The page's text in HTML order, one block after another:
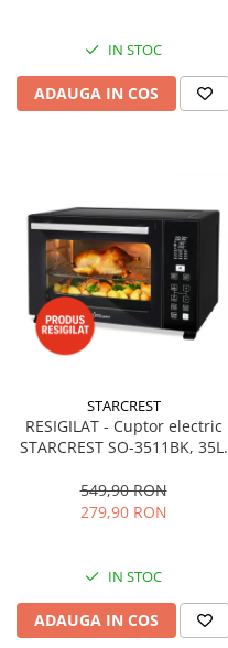
IN STOC
ADAUGA IN COS
STARCREST
RESIGILAT - Cuptor electric
STARCREST SO-3511BK, 35L,
Programe predefinite,
Interfata digitala, Negru
549,90 RON
279,90 RON
IN STOC
ADAUGA IN COS